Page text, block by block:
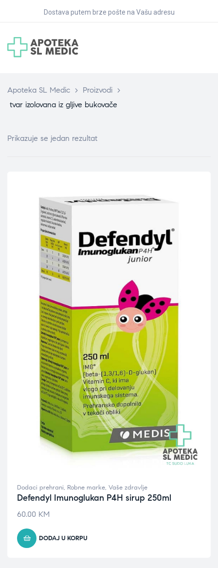
Dostava putem brze pošte na Vašu adresu
Apoteka SL Medic > Proizvodi >
tvar izolovana iz gljive bukovače
Prikazuje se jedan rezultat
Dodaci prehrani, Robne marke, Vaše zdravlje
Defendyl Imunoglukan P4H sirup 250ml
60.00 KM
DODAJ U KORPU